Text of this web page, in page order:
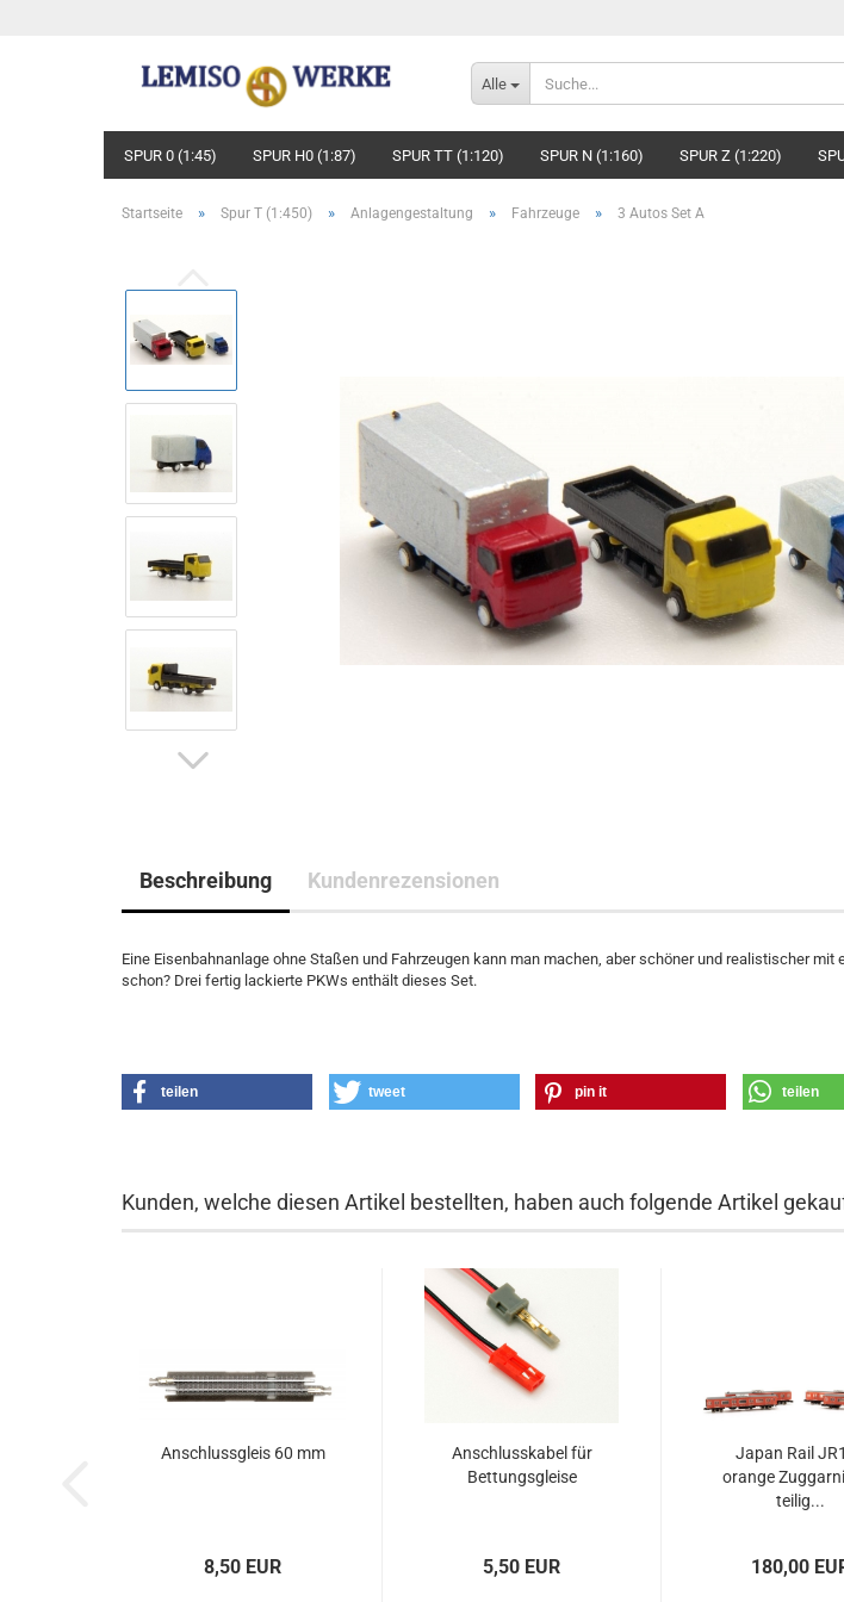
Alle
SPUR 0 (1:45) SPUR H0 (1:87) SPUR TT (1:120) SPUR N (1:160) SPUR Z (1:220)
Startseite » Spur T (1:450) » Anlagengestaltung » Fahrzeuge » 3 Autos Set A
Beschreibung Kundenrezensionen
Eine Eisenbahnanlage ohne Staßen und Fahrzeugen kann man machen, aber schöner und realistischer mit
schon? Drei fertig lackierte PKWs enthält dieses Set.
teilen tweet pin it teilen
Kunden, welche diesen Artikel bestellten, haben auch folgende Artikel
Anschlussgleis 60 mm
8,50 EUR
Anschlusskabel für
Bettungsgleise
5,50 EUR
Japan Rail
orange
teilig...
180,00